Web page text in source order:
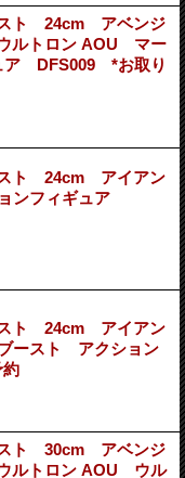
ト 24cm アベンジ
ルトロン AOU マー
ア DFS009 *お取り
ト 24cm アイアン
ンフィギュア
ト 24cm アイアン
ースト アクション
ト 30cm アベンジ
ルトロン AOU ウル